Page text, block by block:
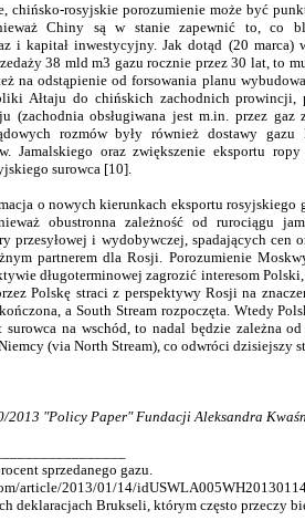
chińsko-rosyjskie porozumienie może być
Chiny są w stanie zapewnić to, co
i kapitał inwestycyjny. Jak dotąd (20
38 mld m3 gazu rocznie przez 30 lat, to
na odstąpienie od forsowania planu
Ałtaju do chińskich zachodnich prowincji,
(zachodnia obsługiwana jest m.in. przez
rozmów były również dostawy
Jamalskiego oraz zwiększenie eksportu
surowca [10].
o nowych kierunkach eksportu rosyjskiego
obustronna zależność od rurociągu
przesyłowej i wydobywczej, spadających cen
partnerem dla Rosji. Porozumienie
długoterminowej zagrozić interesom
Polskę straci z perspektywy Rosji na
a South Stream rozpoczęta. Wtedy
na wschód, to nadal będzie zależna
(via North Stream), co odwróci dzisiejszy
2013 "Policy Paper" Fundacji Aleksandra
sprzedanego gazu.
article/2013/01/14/
deklaracjach Brukseli, którym często przeczy